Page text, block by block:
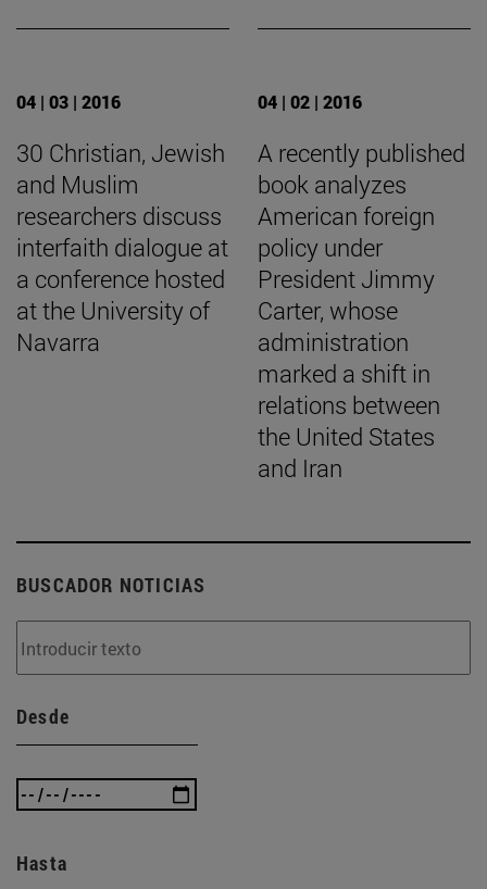
04 | 03 | 2016
30 Christian, Jewish
and Muslim
researchers discuss
interfaith dialogue at
a conference hosted
at the University of
Navarra
04 | 02 | 2016
A recently published
book analyzes
American foreign
policy under
President Jimmy
Carter, whose
administration
marked a shift in
relations between
the United States
and Iran
BUSCADOR NOTICIAS
Desde
Hasta